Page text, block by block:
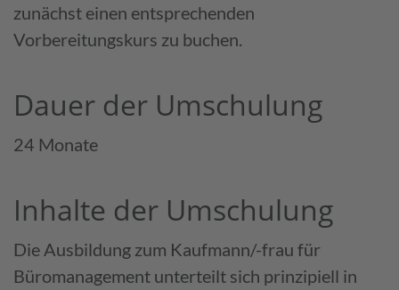
zunächst einen entsprechenden
Vorbereitungskurs zu buchen.
Dauer der Umschulung
24 Monate
Inhalte der Umschulung
Die Ausbildung zum Kaufmann/-frau für
Büromanagement unterteilt sich prinzipiell in